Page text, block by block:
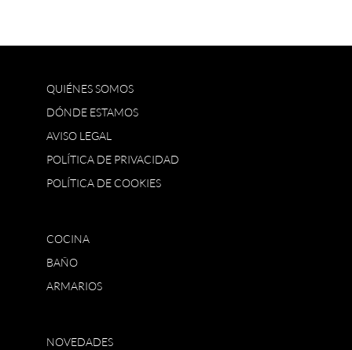
QUIÉNES SOMOS
DÓNDE ESTAMOS
AVISO LEGAL
POLÍTICA DE PRIVACIDAD
POLÍTICA DE COOKIES
COCINA
BAÑO
ARMARIOS
NOVEDADES